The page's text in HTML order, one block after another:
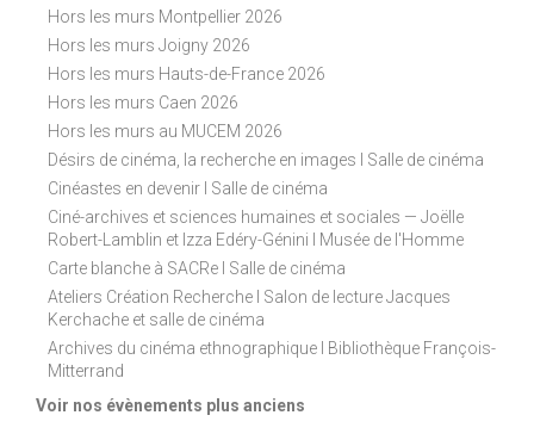
Hors les murs Montpellier 2026
Hors les murs Joigny 2026
Hors les murs Hauts-de-France 2026
Hors les murs Caen 2026
Hors les murs au MUCEM 2026
Désirs de cinéma, la recherche en images I Salle de cinéma
Cinéastes en devenir I Salle de cinéma
Ciné-archives et sciences humaines et sociales — Joëlle
Robert-Lamblin et Izza Edéry-Génini I Musée de l'Homme
Carte blanche à SACRe I Salle de cinéma
Ateliers Création Recherche I Salon de lecture Jacques
Kerchache et salle de cinéma
Archives du cinéma ethnographique I Bibliothèque François-
Mitterrand
Voir nos évènements plus anciens